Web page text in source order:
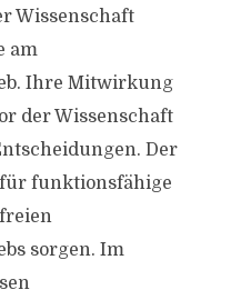
Wissenschaft
am
Ihre Mitwirkung
der Wissenschaft
Der
funktionsfähige
sorgen. Im